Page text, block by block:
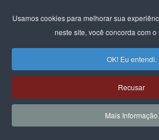
Usamos cookies para melhorar sua
neste site, você concorda com
OK! Eu entendi.
Recusar
Mais Informação
presidente da
Mulher é um fato
para a